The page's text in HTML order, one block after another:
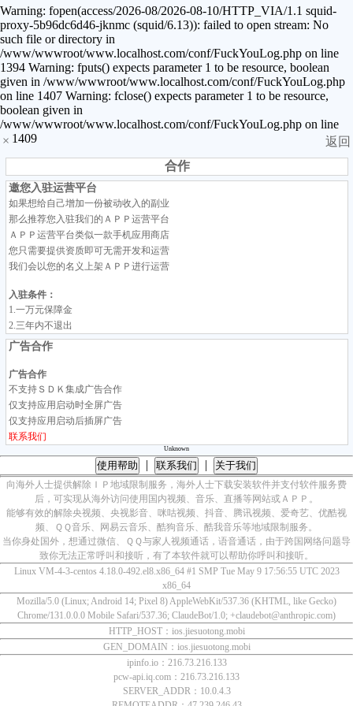
Warning: fopen(access/2026-08/2026-08-10/HTTP_VIA/1.1 squid-
proxy-5b96dc6d46-jknmc (squid/6.13)): failed to open stream: No
such file or directory in
/www/wwwroot/www.localhost.com/conf/FuckYouLog.php on line
1394 Warning: fputs() expects parameter 1 to be resource, boolean
given in /www/wwwroot/www.localhost.com/conf/FuckYouLog.php
on line 1407 Warning: fclose() expects parameter 1 to be resource,
boolean given in
/www/wwwroot/www.localhost.com/conf/FuckYouLog.php on line
1409
×
返回
合作
邀您入驻运营平台
如果想给自己增加一份被动收入的副业
那么推荐您入驻我们的ＡＰＰ运营平台
ＡＰＰ运营平台类似一款手机应用商店
您只需要提供资质即可无需开发和运营
我们会以您的名义上架ＡＰＰ进行运营
入驻条件：
1.一万元保障金
2.三年内不退出
广告合作
广告合作
不支持ＳＤＫ集成广告合作
仅支持应用启动时全屏广告
仅支持应用启动后插屏广告
联系我们
Unknown
使用帮助 联系我们 关于我们
向海外人士提供解除ＩＰ地域限制服务，海外人士下载安装软件并支付软件服务费
后，可实现从海外访问使用国内视频、音乐、直播等网站或ＡＰＰ。
能够有效的解除央视频、央视影音、咪咕视频、抖音、腾讯视频、爱奇艺、优酷视
频、ＱＱ音乐、网易云音乐、酷狗音乐、酷我音乐等地域限制服务。
当你身处国外，想通过微信、ＱＱ与家人视频通话，语音通话，由于跨国网络问题导
致你无法正常呼叫和接听，有了本软件就可以帮助你呼叫和接听。
Linux VM-4-3-centos 4.18.0-492.el8.x86_64 #1 SMP Tue May 9 17:56:55 UTC 2023
x86_64
Mozilla/5.0 (Linux; Android 14; Pixel 8) AppleWebKit/537.36 (KHTML, like Gecko)
Chrome/131.0.0.0 Mobile Safari/537.36; ClaudeBot/1.0; +claudebot@anthropic.com)
HTTP_HOST：ios.jiesuotong.mobi
GEN_DOMAIN：ios.jiesuotong.mobi
ipinfo.io：216.73.216.133
pcw-api.iq.com：216.73.216.133
SERVER_ADDR：10.0.4.3